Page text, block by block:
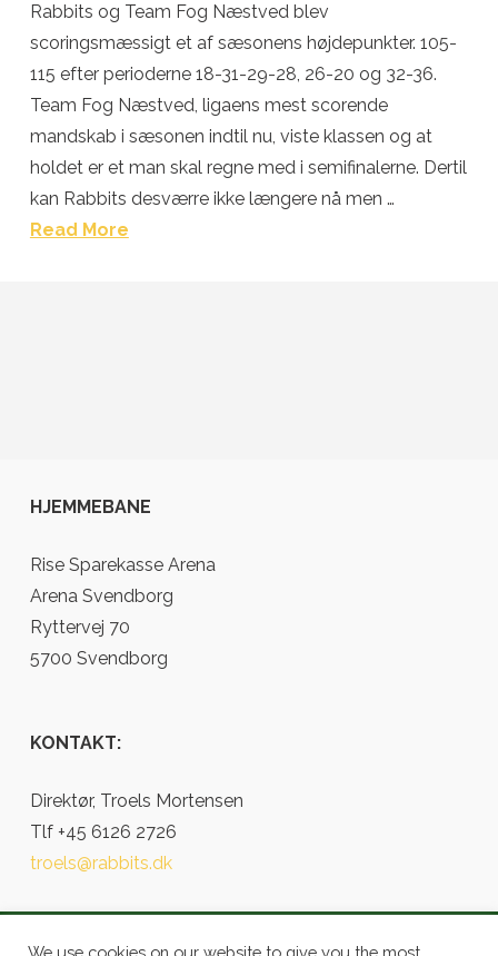
Rabbits og Team Fog Næstved blev
scoringsmæssigt et af sæsonens højdepunkter. 105-
115 efter perioderne 18-31-29-28, 26-20 og 32-36.
Team Fog Næstved, ligaens mest scorende
mandskab i sæsonen indtil nu, viste klassen og at
holdet er et man skal regne med i semifinalerne. Dertil
kan Rabbits desværre ikke længere nå men …
Read More
HJEMMEBANE
Rise Sparekasse Arena
Arena Svendborg
Ryttervej 70
5700 Svendborg
KONTAKT:
Direktør, Troels Mortensen
Tlf +45 6126 2726
troels@rabbits.dk
We use cookies on our website to give you the most